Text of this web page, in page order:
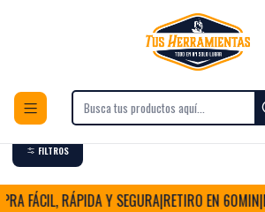
Envios a todo Chile
Ofertas Mes del
Mes del Maestro
FILTROS
FÁCIL, RÁPIDA Y SEGURA|RETIRO EN 60MIN|